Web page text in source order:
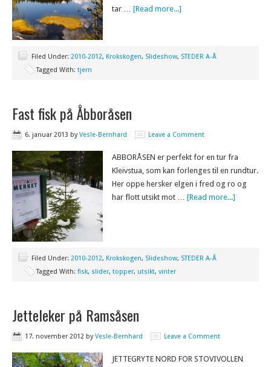
tar … [Read more...]
Filed Under: 2010-2012, Krokskogen, Slideshow, STEDER A-Å
Tagged With: tjern
Fast fisk på Åbboråsen
6. januar 2013 byVesle-Bernhard Leave a Comment
ABBORÅSEN er perfekt for en tur fra
Kleivstua, som kan forlenges til en rundtur.
Her oppe hersker elgen i fred og ro og
har flott utsikt mot … [Read more...]
Filed Under: 2010-2012, Krokskogen, Slideshow, STEDER A-Å
Tagged With: fisk, slider, topper, utsikt, vinter
Jetteleker på Ramsåsen
17. november 2012 byVesle-Bernhard Leave a Comment
JETTEGRYTE NORD FOR STOVIVOLLEN